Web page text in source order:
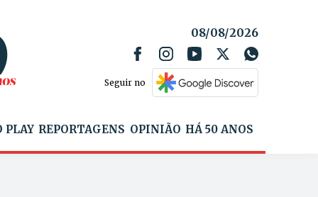
08/08/2026
Seguir no
PLAY REPORTAGENS OPINIÃO HÁ 50 ANOS